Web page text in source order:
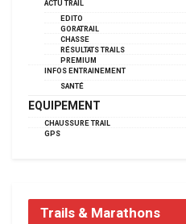
ACTU TRAIL
EDITO
GORATRAIL
CHASSE
RÉSULTATS TRAILS
PREMIUM
INFOS ENTRAINEMENT
SANTÉ
EQUIPEMENT
CHAUSSURE TRAIL
GPS
Trails & Marathons